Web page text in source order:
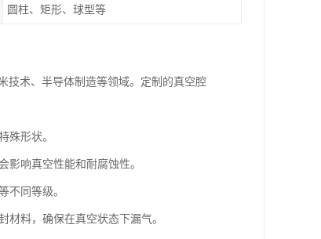
圆柱、矩形、球型等
技术、半导体制造等领域。定制的真空腔
殊形状。
响真空性能和耐腐蚀性。
不同等级。
料，确保在真空状态下漏气。